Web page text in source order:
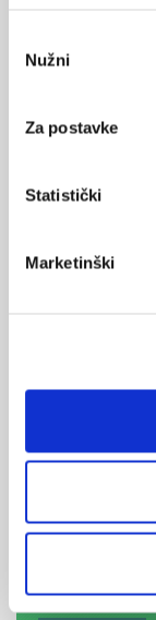
pristanka
Nužni
Za postavke
Statistički
Marketinški
prosjeka.
karcinom dojke,
Od